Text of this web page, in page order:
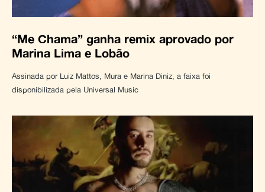
“Me Chama” ganha remix aprovado por
Marina Lima e Lobão
Assinada por Luiz Mattos, Mura e Marina Diniz, a faixa foi
disponibilizada pela Universal Music